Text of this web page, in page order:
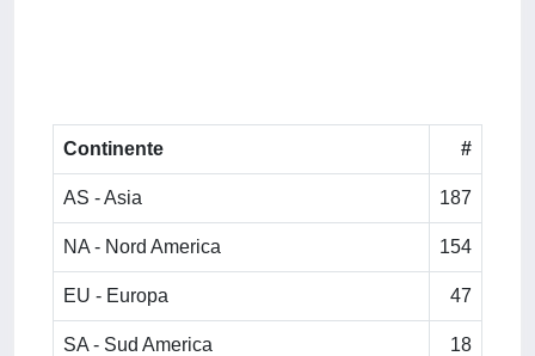
Continente #
AS - Asia 187
NA - Nord America 154
EU - Europa 47
SA - Sud America 18